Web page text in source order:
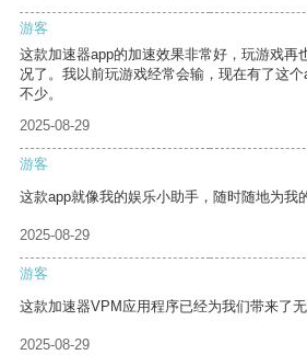
游客
这款加速器app的加速效果非常好，玩游戏再
况了。我以前玩游戏经常会输，现在有了这
不少。
2025-08-29
游客
这款app就像我的娱乐小助手，随时随地为我
2025-08-29
游客
这款加速器VPM应用程序已经为我们带来了无
2025-08-29